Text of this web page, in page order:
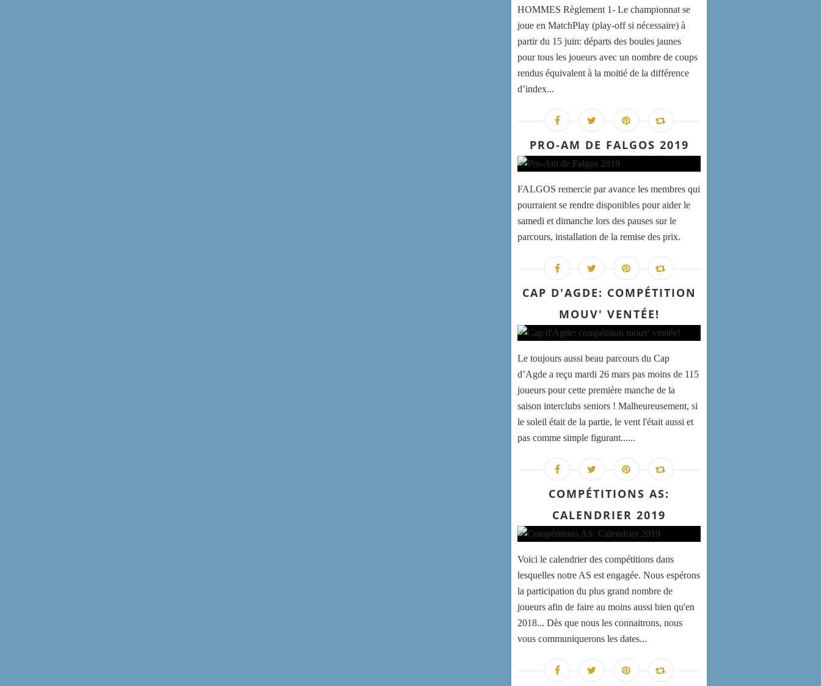
HOMMES Règlement 1- Le championnat se
joue en MatchPlay (play-off si nécessaire) à
partir du 15 juin: départs des boules jaunes
pour tous les joueurs avec un nombre de coups
rendus équivalent à la moitié de la différence
d’index...
PRO-AM DE FALGOS 2019
FALGOS remercie par avance les membres qui
pourraient se rendre disponibles pour aider le
samedi et dimanche lors des pauses sur le
parcours, installation de la remise des prix.
CAP D'AGDE: COMPÉTITION
MOUV' VENTÉE!
Le toujours aussi beau parcours du Cap
d’Agde a reçu mardi 26 mars pas moins de 115
joueurs pour cette première manche de la
saison interclubs seniors ! Malheureusement, si
le soleil était de la partie, le vent l'était aussi et
pas comme simple figurant......
COMPÉTITIONS AS:
CALENDRIER 2019
Voici le calendrier des compétitions dans
lesquelles notre AS est engagée. Nous espérons
la participation du plus grand nombre de
joueurs afin de faire au moins aussi bien qu'en
2018... Dès que nous les connaitrons, nous
vous communiquerons les dates...